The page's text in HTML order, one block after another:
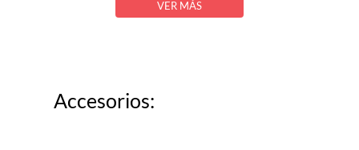
VER MÁS
Accesorios: